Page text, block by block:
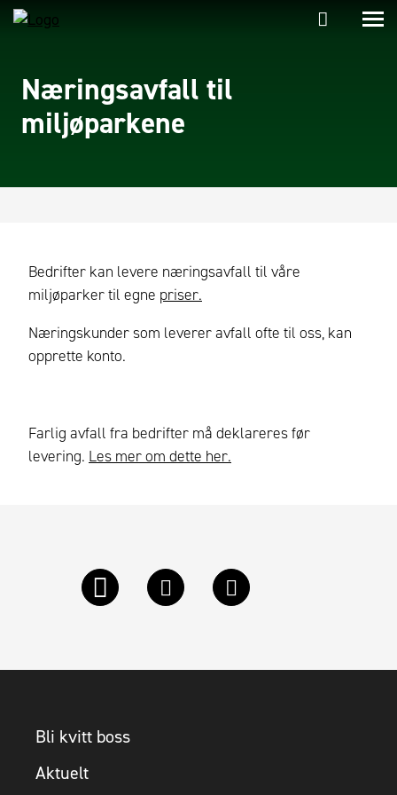
Næringsavfall til
miljøparkene
Bedrifter kan levere næringsavfall til våre
miljøparker til egne priser.
Næringskunder som leverer avfall ofte til oss, kan
opprette konto.
Farlig avfall fra bedrifter må deklareres før
levering. Les mer om dette her.
Bli kvitt boss
Aktuelt